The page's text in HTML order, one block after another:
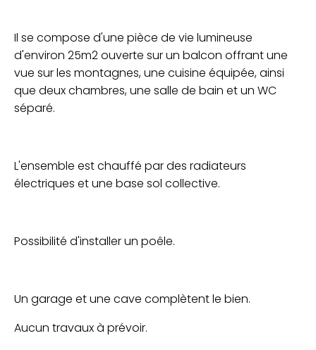
Il se compose d'une pièce de vie lumineuse
d'environ 25m2 ouverte sur un balcon offrant une
vue sur les montagnes, une cuisine équipée, ainsi
que deux chambres, une salle de bain et un WC
séparé.
L'ensemble est chauffé par des radiateurs
électriques et une base sol collective.
Possibilité d'installer un poêle.
Un garage et une cave complètent le bien.
Aucun travaux à prévoir.